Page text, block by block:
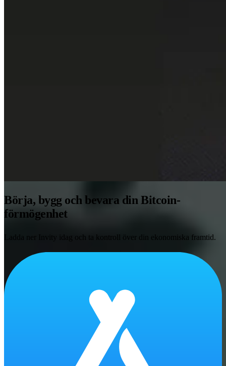
Börja, bygg och bevara din Bitcoin-
förmögenhet
Ladda ner Invity idag och ta kontroll över din ekonomiska framtid.